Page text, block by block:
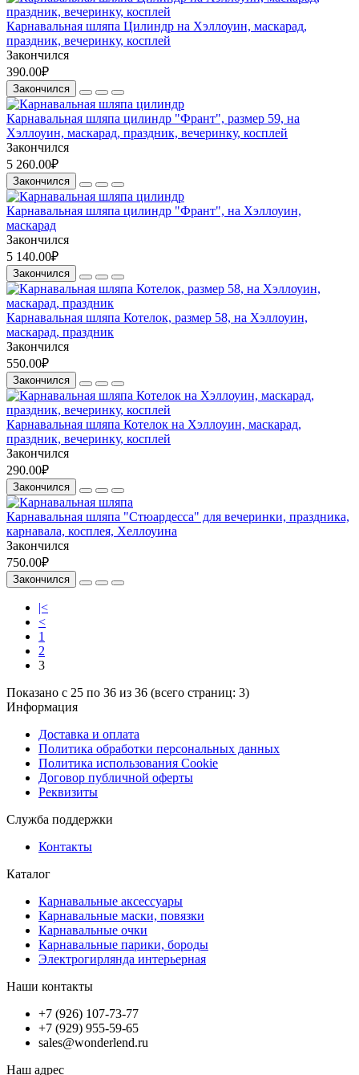
Карнавальная шляпа Цилиндр на Хэллоуин, маскарад,
праздник, вечеринку, косплей
Закончился
390.00₽
Закончился
Карнавальная шляпа цилиндр "Франт", размер 59, на
Хэллоуин, маскарад, праздник, вечеринку, косплей
Закончился
5 260.00₽
Закончился
Карнавальная шляпа цилиндр "Франт", на Хэллоуин,
маскарад
Закончился
5 140.00₽
Закончился
Карнавальная шляпа Котелок, размер 58, на Хэллоуин,
маскарад, праздник
Закончился
550.00₽
Закончился
Карнавальная шляпа Котелок на Хэллоуин, маскарад,
праздник, вечеринку, косплей
Закончился
290.00₽
Закончился
Карнавальная шляпа "Стюардесса" для вечеринки, праздника,
карнавала, косплея, Хеллоуина
Закончился
750.00₽
Закончился
|<
<
1
2
3
Показано с 25 по 36 из 36 (всего страниц: 3)
Информация
Доставка и оплата
Политика обработки персональных данных
Политика использования Cookie
Договор публичной оферты
Реквизиты
Служба поддержки
Контакты
Каталог
Карнавальные аксессуары
Карнавальные маски, повязки
Карнавальные очки
Карнавальные парики, бороды
Электрогирлянда интерьерная
Наши контакты
+7 (926) 107-73-77
+7 (929) 955-59-65
sales@wonderlend.ru
Наш адрес